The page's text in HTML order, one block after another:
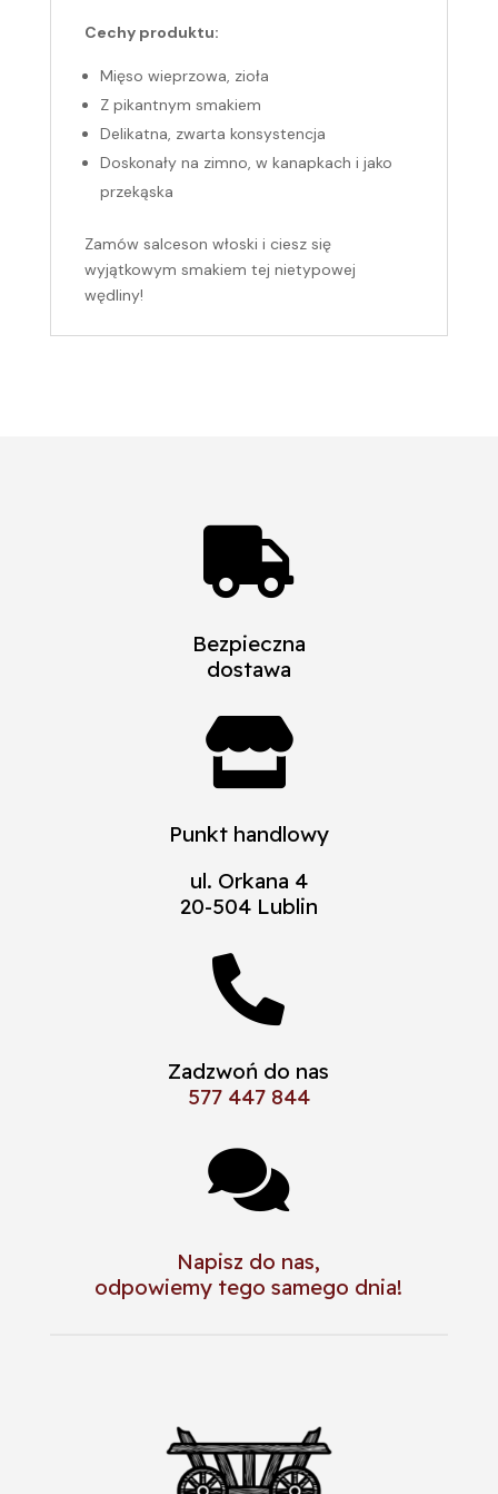
Cechy produktu:
Mięso wieprzowa, zioła
Z pikantnym smakiem
Delikatna, zwarta konsystencja
Doskonały na zimno, w kanapkach i jako
przekąska
Zamów salceson włoski i ciesz się
wyjątkowym smakiem tej nietypowej
wędliny!

Bezpieczna
dostawa

Punkt handlowy
ul. Orkana 4
20-504 Lublin

Zadzwoń do nas
577 447 844

Napisz do nas,
odpowiemy tego samego dnia!